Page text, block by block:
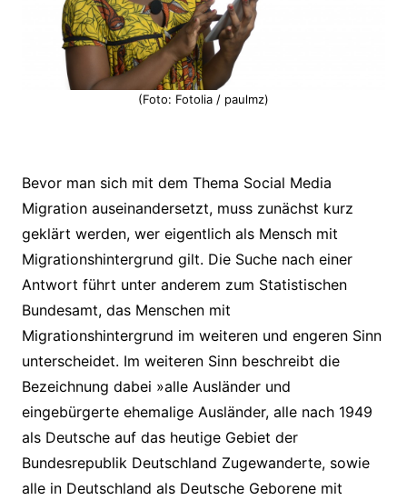
(Foto: Fotolia / paulmz)
Bevor man sich mit dem Thema Social Media
Migration auseinandersetzt, muss zunächst kurz
geklärt werden, wer eigentlich als Mensch mit
Migrationshintergrund gilt. Die Suche nach einer
Antwort führt unter anderem zum Statistischen
Bundesamt, das Menschen mit
Migrationshintergrund im weiteren und engeren Sinn
unterscheidet. Im weiteren Sinn beschreibt die
Bezeichnung dabei »alle Ausländer und
eingebürgerte ehemalige Ausländer, alle nach 1949
als Deutsche auf das heutige Gebiet der
Bundesrepublik Deutschland Zugewanderte, sowie
alle in Deutschland als Deutsche Geborene mit